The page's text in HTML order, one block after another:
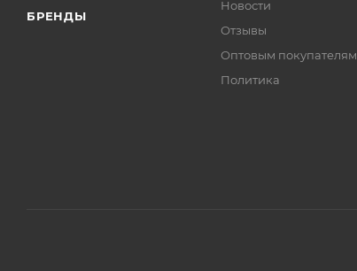
БРЕНДЫ
Новости
Отзывы
Оптовым покупателям
Политика